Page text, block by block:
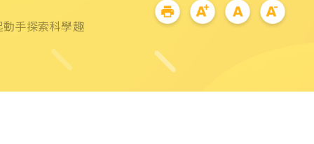
手探索科學趣